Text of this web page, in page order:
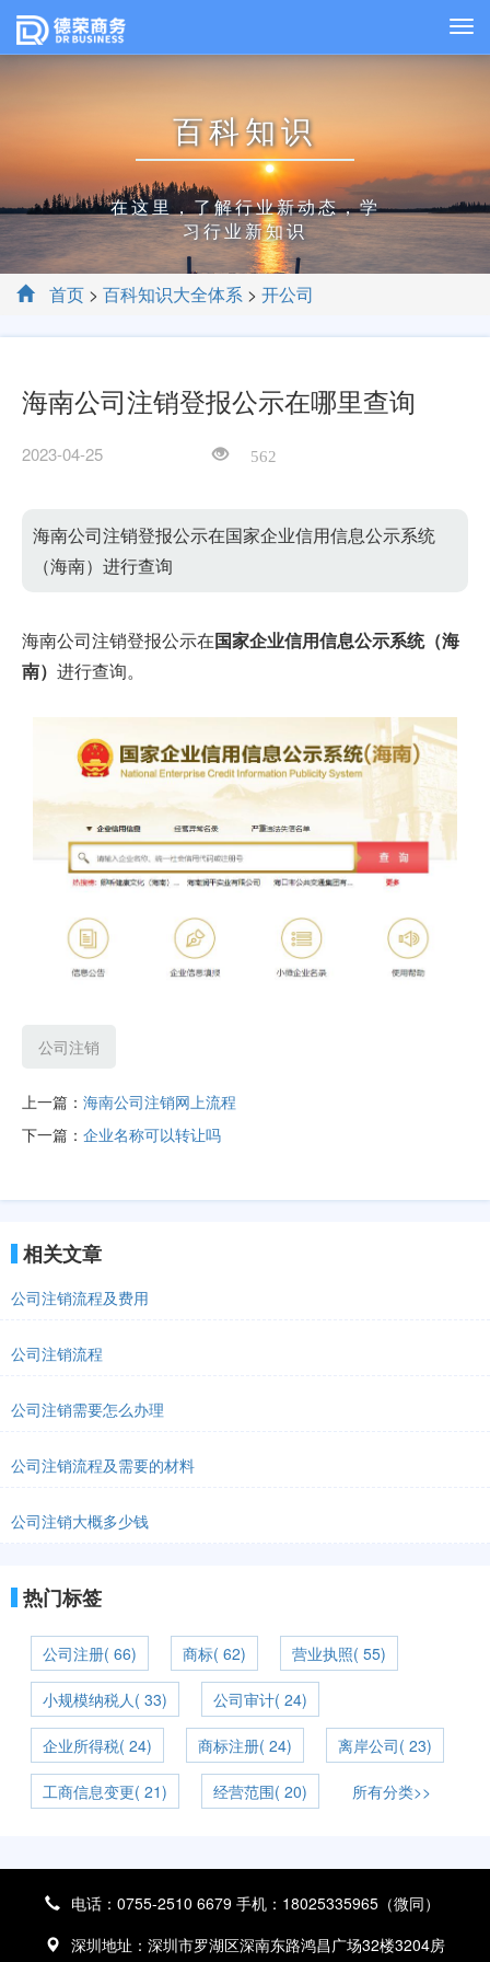
百科知识
在这里，了解行业新动态，学
习行业新知识
首页 > 百科知识大全体系 > 开公司
海南公司注销登报公示在哪里查询
2023-04-25 562
海南公司注销登报公示在国家企业信用信息公示系统
（海南）进行查询
海南公司注销登报公示在国家企业信用信息公示系统（海
南） 进行查询。
公司注销
上一篇： 海南公司注销网上流程
下一篇： 企业名称可以转让吗
相关文章
公司注销流程及费用
公司注销流程
公司注销需要怎么办理
公司注销流程及需要的材料
公司注销大概多少钱
热门标签
公司注册( 66) 商标( 62) 营业执照( 55)
小规模纳税人( 33) 公司审计( 24)
企业所得税( 24) 商标注册( 24) 离岸公司( 23)
工商信息变更( 21) 经营范围( 20) 所有分类>>
电话：0755-2510 6679 手机：18025335965（微同）
深圳地址：深圳市罗湖区深南东路鸿昌广场32楼3204房